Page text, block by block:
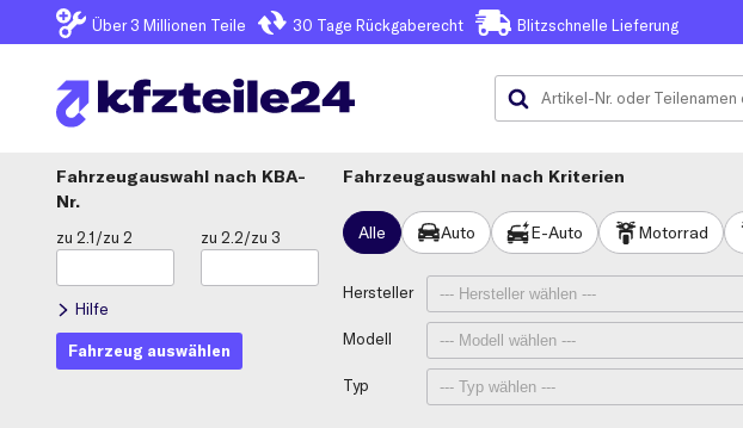
Über 3 Millionen Teile 30 Tage Rückgaberecht Blitzschnelle Lieferung
Fahrzeugauswahl
KBA-
Nr.
zu 2.1/zu 2 zu 2.2/zu 3
Hilfe
Fahrzeug auswählen
Fahrzeugauswahl nach Kriterien
Alle Auto E-Auto Motorrad
Hersteller
Modell
Typ